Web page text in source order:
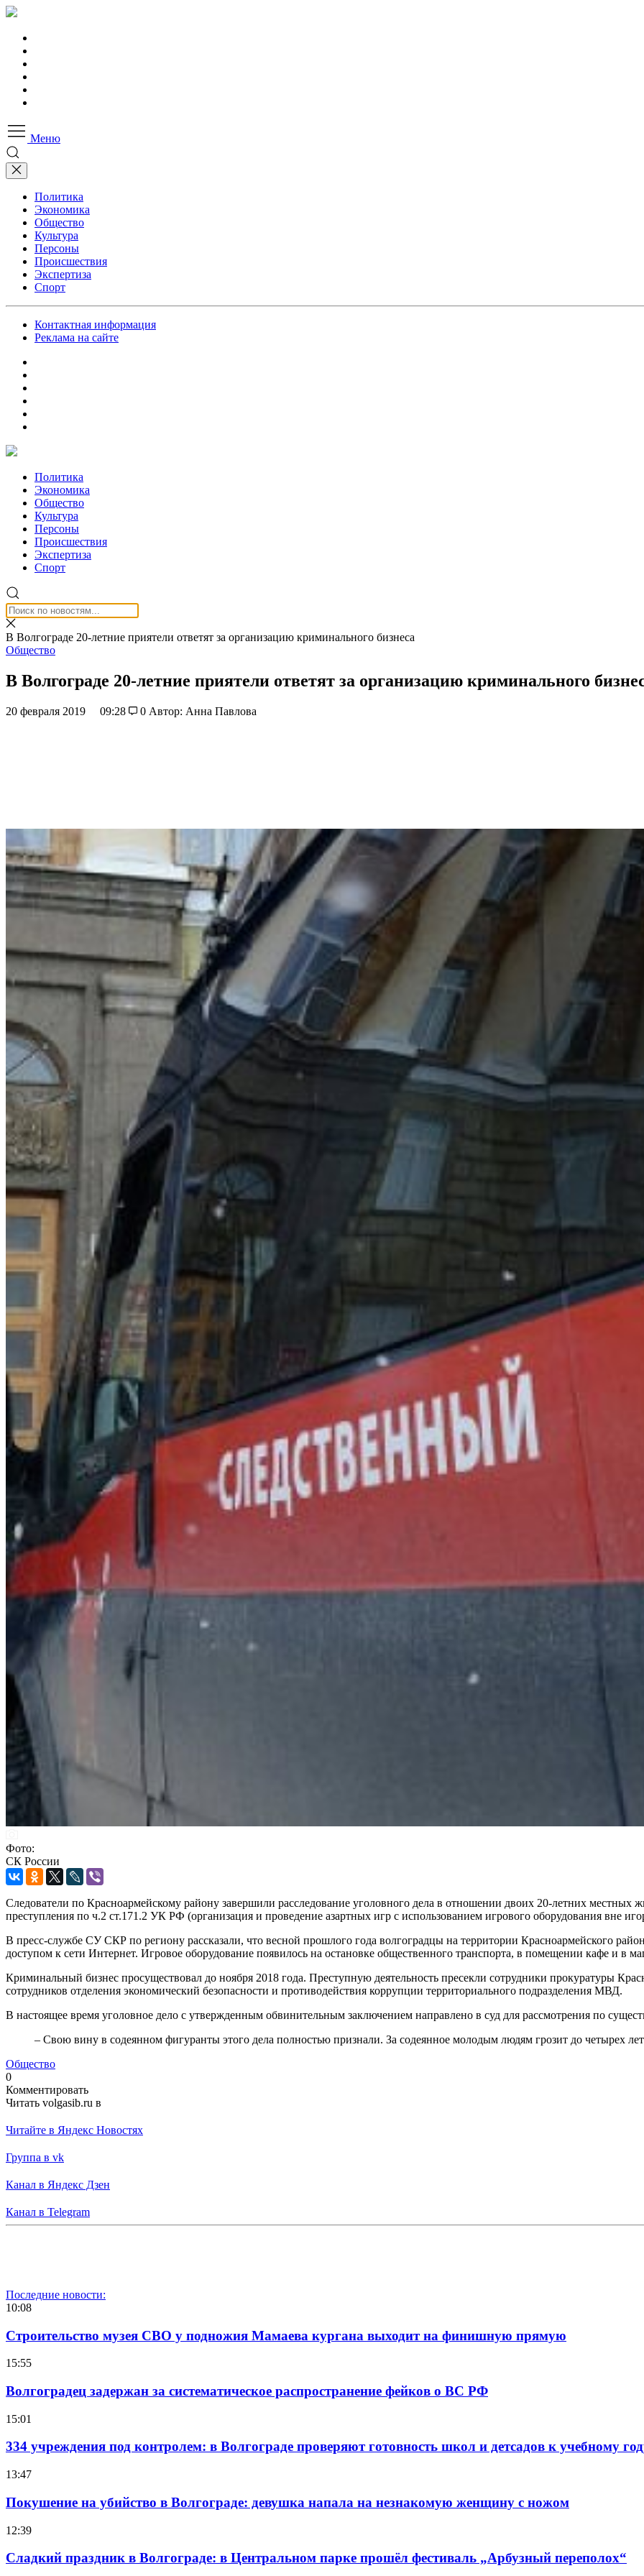
Меню
Политика
Экономика
Общество
Культура
Персоны
Происшествия
Экспертиза
Спорт
Контактная информация
Реклама на сайте
Политика
Экономика
Общество
Культура
Персоны
Происшествия
Экспертиза
Спорт
В Волгограде 20-летние приятели ответят за организацию криминального бизнеса
Общество
В Волгограде 20-летние приятели ответят за организацию криминального
20 февраля 2019 09:28 0 Автор: Анна Павлова
Фото:
СК России
Следователи по Красноармейскому району завершили расследование уголовного дела в отношении двоих 20-летних
преступления по ч.2 ст.171.2 УК РФ (организация и проведение азартных игр с использованием игрового оборудования вне
В пресс-службе СУ СКР по региону рассказали, что весной прошлого года волгоградцы на территории Красноармейского
доступом к сети Интернет. Игровое оборудование появилось на остановке общественного транспорта, в помещении кафе и в
Криминальный бизнес просуществовал до ноября 2018 года. Преступную деятельность пресекли сотрудники прокуратуры
сотрудников отделения экономический безопасности и противодействия коррупции территориального подразделения МВД.
В настоящее время уголовное дело с утвержденным обвинительным заключением направлено в суд для рассмотрения по
– Свою вину в содеянном фигуранты этого дела полностью признали. За содеянное молодым людям грозит до четырех
Общество
0
Комментировать
Читать volgasib.ru в
Читайте в Яндекс Новостях
Группа в vk
Канал в Яндекс Дзен
Канал в Telegram
Последние новости:
10:08
Строительство музея СВО у подножия Мамаева кургана выходит на финишную прямую
15:55
Волгоградец задержан за систематическое распространение фейков о ВС РФ
15:01
334 учреждения под контролем: в Волгограде проверяют готовность школ и детсадов к учебному
13:47
Покушение на убийство в Волгограде: девушка напала на незнакомую женщину с ножом
12:39
Сладкий праздник в Волгограде: в Центральном парке прошёл фестиваль „Арбузный переполох“